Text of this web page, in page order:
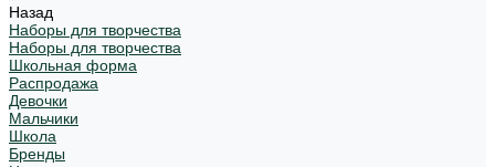
Назад
Наборы для творчества
Наборы для творчества
Школьная форма
Распродажа
Девочки
Мальчики
Школа
Бренды